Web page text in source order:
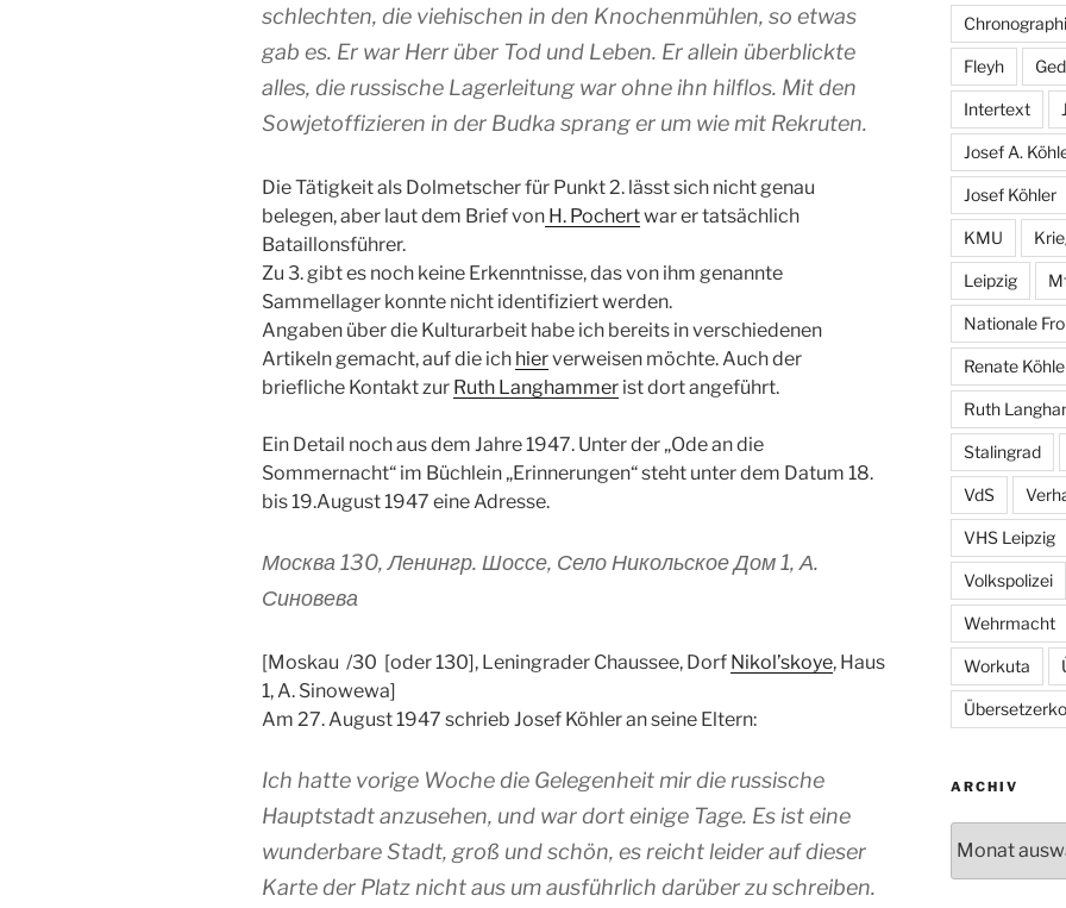
schlechten, die viehischen in den Knochenmühlen, so etwas
gab es. Er war Herr über Tod und Leben. Er allein überblickte
alles, die russische Lagerleitung war ohne ihn hilflos. Mit den
Sowjetoffizieren in der Budka sprang er um wie mit Rekruten.
Die Tätigkeit als Dolmetscher für Punkt 2. lässt sich nicht genau
belegen, aber laut dem Brief von H. Pochertwar er tatsächlich
Bataillonsführer.
Zu 3. gibt es noch keine Erkenntnisse, das von ihm genannte
Sammellager konnte nicht identifiziert werden.
Angaben über die Kulturarbeit habe ich bereits in verschiedenen
Artikeln gemacht, auf die ich hierverweisen möchte. Auch der
briefliche Kontakt zur Ruth Langhammer ist dort angeführt.
Ein Detail noch aus dem Jahre 1947. Unter der „Ode an die
Sommernacht“ im Büchlein „Erinnerungen“ steht unter dem Datum 18.
bis 19.August 1947 eine Adresse.
Москва 130, Ленингр. Шоссе, Село Никольское Дом 1, А.
Синовева
[Moskau /30 [oder 130], Leningrader Chaussee, Dorf Nikol’skoye, Haus
1, A. Sinowewa]
Am 27. August 1947 schrieb Josef Köhler an seine Eltern:
Ich hatte vorige Woche die Gelegenheit mir die russische
Hauptstadt anzusehen, und war dort einige Tage. Es ist eine
wunderbare Stadt, groß und schön, es reicht leider auf dieser
Karte der Platz nicht aus um ausführlich darüber zu schreiben.
Fleyh
Intertext
Josef A.
Josef Köhler
KMU
Leipzig
Nationale
Renate
Ruth
Stalingrad
VdS
VHS Leipzig
Volkspolizei
Wehrmacht
Workuta
ARCHIV